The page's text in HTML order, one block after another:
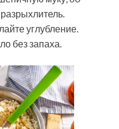
углубление.
без запаха.